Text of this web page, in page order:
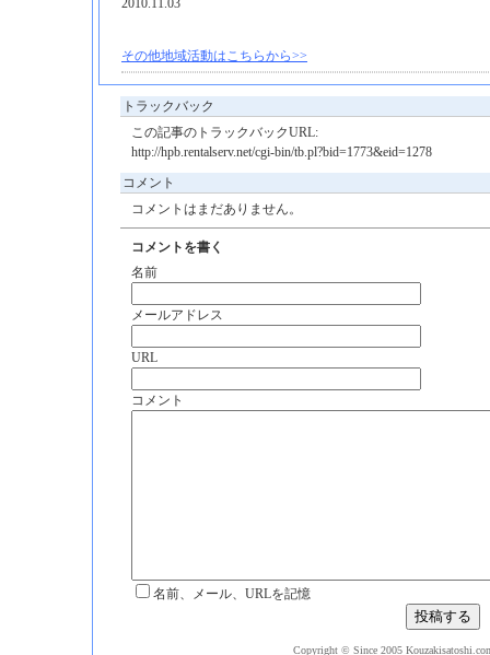
2010.11.03
その他地域活動はこちらから>>
トラックバック
この記事のトラックバックURL:
http://hpb.rentalserv.net/cgi-bin/tb.pl?bid=1773&eid=1278
コメント
コメントはまだありません。
コメントを書く
名前
メールアドレス
URL
コメント
名前、メール、URLを記憶
Copyright © Since 2005